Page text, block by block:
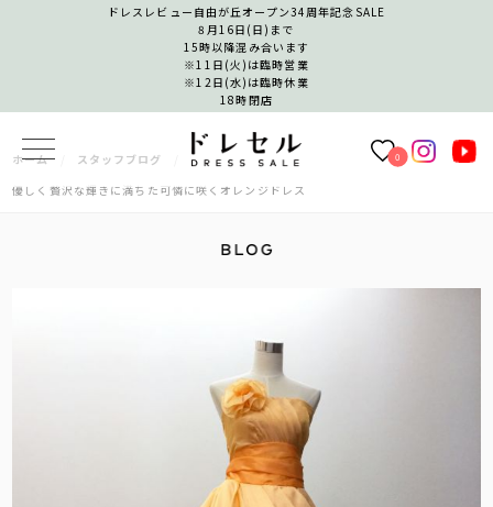
ドレスレビュー自由が丘オープン34周年記念SALE
8月16日(日)まで
15時以降混み合います
※11日(火)は臨時営業
※12日(水)は臨時休業
18時閉店
0
ホーム
スタッフブログ
優しく贅沢な輝きに満ちた可憐に咲くオレンジドレス